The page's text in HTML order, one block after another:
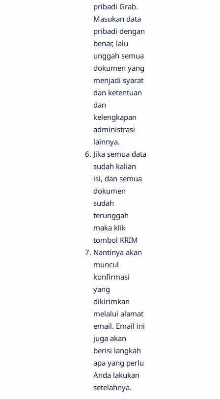
pribadi Grab.
Masukan data
pribadi dengan
benar, lalu
unggah semua
dokumen yang
menjadi syarat
dan ketentuan
dan
kelengkapan
administrasi
lainnya.
Jika semua data
sudah kalian
isi, dan semua
dokumen
sudah
terunggah
maka klik
tombol KRIM
Nantinya akan
muncul
konfirmasi
yang
dikirimkan
melalui alamat
email. Email ini
juga akan
berisi langkah
apa yang perlu
Anda lakukan
setelahnya.